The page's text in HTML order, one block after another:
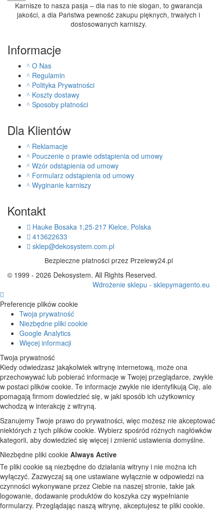
Karnisze to nasza pasja – dla nas to nie slogan, to gwarancja
jakości, a dla Państwa pewność zakupu pięknych, trwałych i
dostosowanych karniszy.
Informacje
O Nas
Regulamin
Polityka Prywatności
Koszty dostawy
Sposoby płatności
Dla Klientów
Reklamacje
Pouczenie o prawie odstąpienia od umowy
Wzór odstąpienia od umowy
Formularz odstąpienia od umowy
Wyginanie karniszy
Kontakt
Hauke Bosaka 1,25-217 Kielce, Polska
413622633
sklep@dekosystem.com.pl
Bezpieczne płatności przez Przelewy24.pl
© 1999 - 2026 Dekosystem. All Rights Reserved.
Wdrożenie sklepu - sklepymagento.eu
Preferencje plików cookie
Twoja prywatność
Niezbędne pliki cookie
Google Analytics
Więcej informacji
Twoja prywatność
Kiedy odwiedzasz jakąkolwiek witrynę internetową, może ona
przechowywać lub pobierać informacje w Twojej przeglądarce, zwykle
w postaci plików cookie. Te informacje zwykle nie identyfikują Cię, ale
pomagają firmom dowiedzieć się, w jaki sposób ich użytkownicy
wchodzą w interakcję z witryną.
Szanujemy Twoje prawo do prywatności, więc możesz nie akceptować
niektórych z tych plików cookie. Wybierz spośród różnych nagłówków
kategorii, aby dowiedzieć się więcej i zmienić ustawienia domyślne.
Niezbędne pliki cookie Always Active
Te pliki cookie są niezbędne do działania witryny i nie można ich
wyłączyć. Zazwyczaj są one ustawiane wyłącznie w odpowiedzi na
czynności wykonywane przez Ciebie na naszej stronie, takie jak
logowanie, dodawanie produktów do koszyka czy wypełnianie
formularzy. Przeglądając naszą witrynę, akceptujesz te pliki cookie.